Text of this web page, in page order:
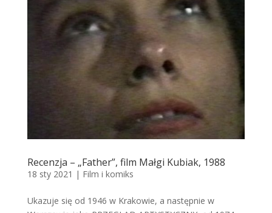
Recenzja – „Father”, film Małgi Kubiak, 1988
18 sty 2021 | Film i komiks
Ukazuje się od 1946 w Krakowie, a następnie w